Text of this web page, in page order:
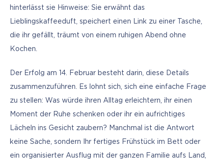
hinterlässt sie Hinweise: Sie erwähnt das
Lieblingskaffeeduft, speichert einen Link zu einer Tasche,
die ihr gefällt, träumt von einem ruhigen Abend ohne
Kochen.
Der Erfolg am 14. Februar besteht darin, diese Details
zusammenzuführen. Es lohnt sich, sich eine einfache Frage
zu stellen: Was würde ihren Alltag erleichtern, ihr einen
Moment der Ruhe schenken oder ihr ein aufrichtiges
Lächeln ins Gesicht zaubern? Manchmal ist die Antwort
keine Sache, sondern Ihr fertiges Frühstück im Bett oder
ein organisierter Ausflug mit der ganzen Familie aufs Land,